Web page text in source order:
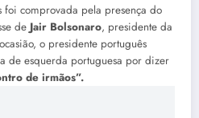
foi comprovada pela presença do
de Jair Bolsonaro, presidente da
o presidente português
de esquerda portuguesa por dizer
de irmãos”.